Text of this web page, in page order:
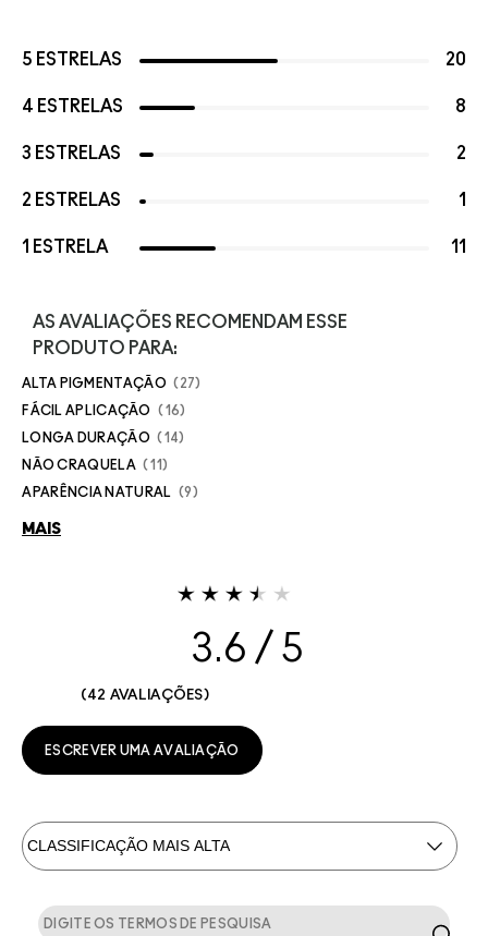
5 ESTRELAS 20
4 ESTRELAS 8
3 ESTRELAS 2
2 ESTRELAS 1
1 ESTRELA 11
AS AVALIAÇÕES RECOMENDAM ESSE
PRODUTO PARA:
ALTA PIGMENTAÇÃO 27
FÁCIL APLICAÇÃO 16
LONGA DURAÇÃO 14
NÃO CRAQUELA 11
APARÊNCIA NATURAL 9
MAIS
3.6
42 AVALIAÇÕES
ESCREVER UMA AVALIAÇÃO